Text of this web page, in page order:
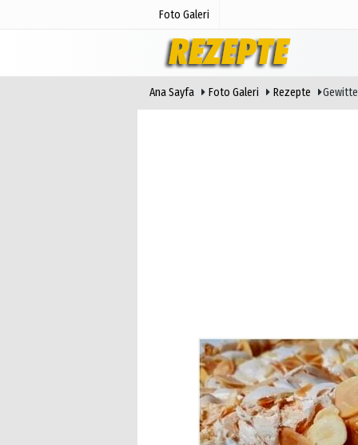
Foto Galeri
Ana Sayfa Foto Galeri Rezepte